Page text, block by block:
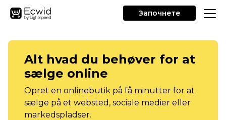
Започнете
Alt hvad du behøver for at
sælge online
Opret en onlinebutik på få minutter for at
sælge på et websted, sociale medier eller
markedspladser.